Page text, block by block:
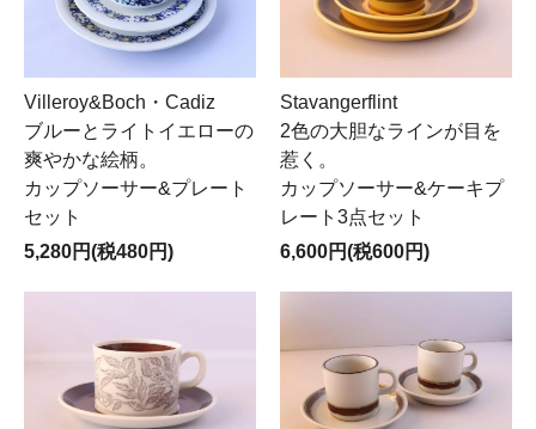
Villeroy&Boch・Cadiz
ブルーとライトイエローの
爽やかな絵柄。
カップソーサー&プレート
セット
5,280円(税480円)
Stavangerflint
2色の大胆なラインが目を
惹く。
カップソーサー&ケーキプ
レート3点セット
6,600円(税600円)